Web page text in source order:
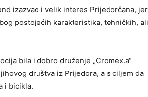
izazvao i velik interes Prijedorčana, jer
postojećih karakteristika, tehničkih, ali
bila i dobro druženje „Cromex.a“
društva iz Prijedora, a s ciljem da
i bicikla.